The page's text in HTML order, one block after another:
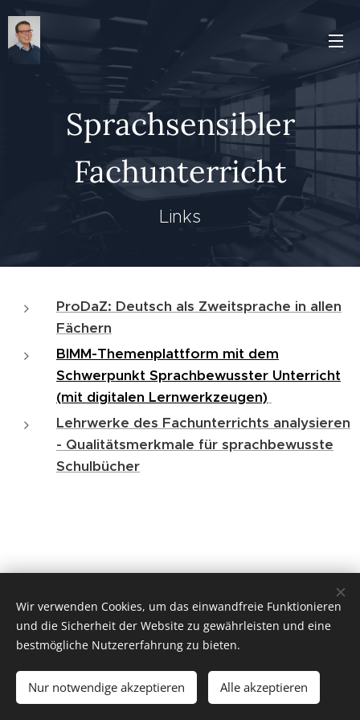
Sprachsensibler
Fachunterricht
Links
ProDaZ: Deutsch als Zweitsprache in allen
Fächern
BIMM-Themenplattform mit dem
Schwerpunkt Sprachbewusster Unterricht
(mit digitalen Lernwerkzeugen)
Lehrwerke des Fachunterrichts analysieren
- Qualitätsmerkmale für sprachbewusste
Schulbücher
Michal Dvorecký, Universität Wien, Institut für Germanistik,
Fachbereich Deutsch als Fremd- und Zweitsprache,
Unterstützt vonWebnode Cookies
Wir verwenden Cookies, um das einwandfreie Funktionieren
und die Sicherheit der Website zu gewährleisten und eine
bestmögliche Nutzererfahrung zu bieten.
Nur notwendige akzeptieren Alle akzeptieren